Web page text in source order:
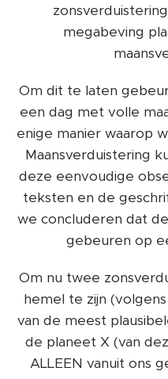
megabeving
Om dit te laten
een dag met volle
enige manier waarop
Maansverduistering
deze eenvoudige
teksten en de
we concluderen dat
gebeuren op
Om nu twee
hemel te zijn
van de meest
de planeet X (van
ALLEEN vanuit ons